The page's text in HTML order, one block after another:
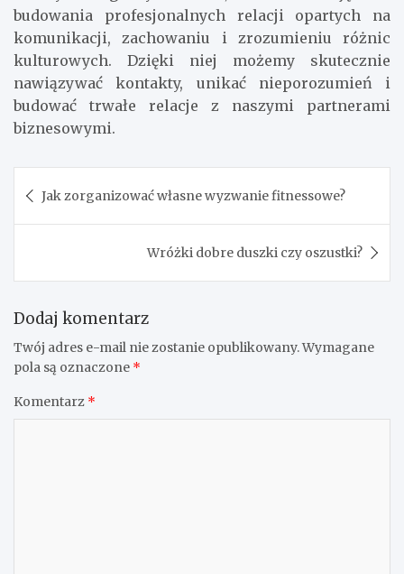
budowania profesjonalnych relacji opartych na
komunikacji, zachowaniu i zrozumieniu różnic
kulturowych. Dzięki niej możemy skutecznie
nawiązywać kontakty, unikać nieporozumień i
budować trwałe relacje z naszymi partnerami
biznesowymi.
wpisu
Jak zorganizować własne wyzwanie fitnessowe?
Wróżki dobre duszki czy oszustki?
Dodaj komentarz
Twój adres e-mail nie zostanie opublikowany.Wymagane
pola są oznaczone *
Komentarz *